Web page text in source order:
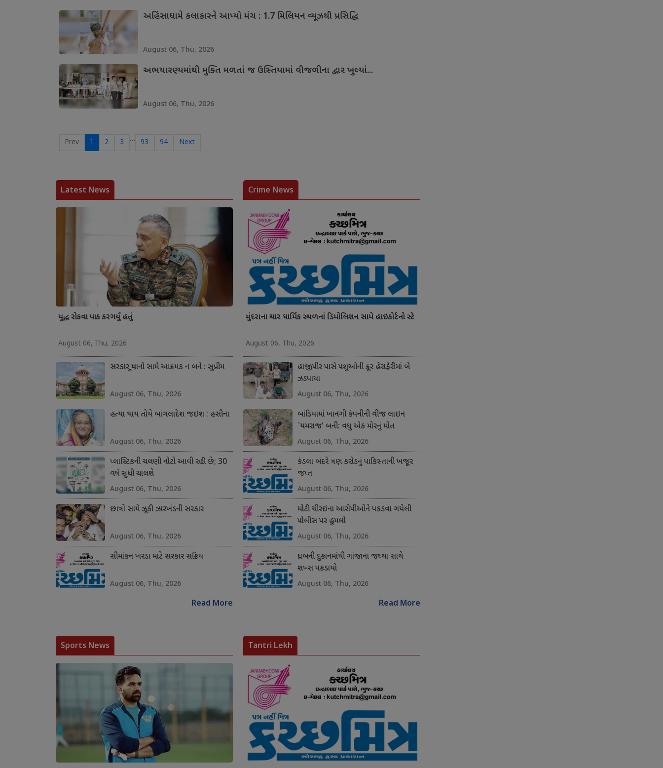
અહિંસાધામે કલાકારને આપ્યો મંચ : 1.7 મિલિયન વ્યૂઝથી પ્રસિદ્ધિ
August 06, Thu, 2026
અભયારણ્યમાંથી મુક્તિ મળતાં જ ઉસ્તિયામાં વીજળીના દ્વાર ખુલ્યાં...
August 06, Thu, 2026
Prev 1 2 3 … 93 94 Next
Latest News
યુદ્ધ રોકવા પાક કરગર્યું હતું
August 06, Thu, 2026
સરકાર યુવાનો સામે આક્રમક ન બને : સુપ્રીમ
August 06, Thu, 2026
હત્યા થાય તોયે બાંગલાદેશ જઇશ : હસીના
August 06, Thu, 2026
પ્લાસ્ટિકની ચલણી નોટો આવી રહી છે; 30
વર્ષ સુધી ચાલશે
August 06, Thu, 2026
છાત્રો સામે ઝૂકી ઝારખંડની સરકાર
August 06, Thu, 2026
સીમાંકન ખરડા માટે સરકાર સક્રિય
August 06, Thu, 2026
Read More
Crime News
મુંદરાના ચાર ધાર્મિક સ્થળનાં ડિમોલિશન સામે હાઇકોર્ટનો સ્ટે
August 06, Thu, 2026
હાજીપીર પાસે પશુઓની ક્રૂર હેરાફેરીમાં બે
ઝડપાયા
August 06, Thu, 2026
બાંડિયામાં ખાનગી કંપનીની વીજ લાઇન
`યમરાજ' બની: વધુ એક મોરનું મોત
August 06, Thu, 2026
કંડલા બંદરે ત્રણ કરોડનું પાકિસ્તાની ખજૂર
જપ્ત
August 06, Thu, 2026
મોટી ચીરઇના આરોપીઓને પકડવા ગયેલી
પોલીસ પર હુમલો
August 06, Thu, 2026
ધ્રબની દુકાનમાંથી ગાંજાના જથ્થા સાથે
શખ્સ પકડાયો
August 06, Thu, 2026
Read More
Sports News Tantri Lekh